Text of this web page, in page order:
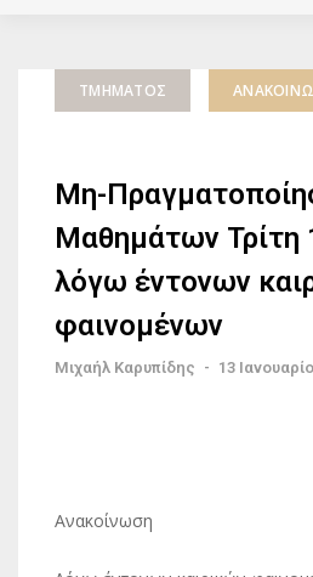
ΤΜΉΜΑΤΟΣ
Μη-
Μαθημάτων Τρίτη
λόγω έντονων
φαινομένων
Μιχαήλ Καρυπίδης - 13
Ανακοίνωση